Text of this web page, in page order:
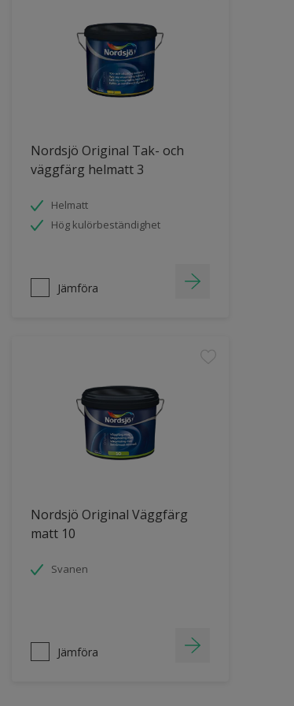
Nordsjö Original Tak- och
väggfärg helmatt 3
Helmatt
Hög kulörbeständighet
Jämföra
Nordsjö Original Väggfärg
matt 10
Svanen
Jämföra